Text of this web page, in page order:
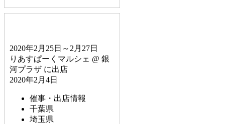
2020年2月25日～2月27日
りあすぱーくマルシェ @ 銀
河プラザ に出店
2020年2月4日
催事・出店情報
千葉県
埼玉県